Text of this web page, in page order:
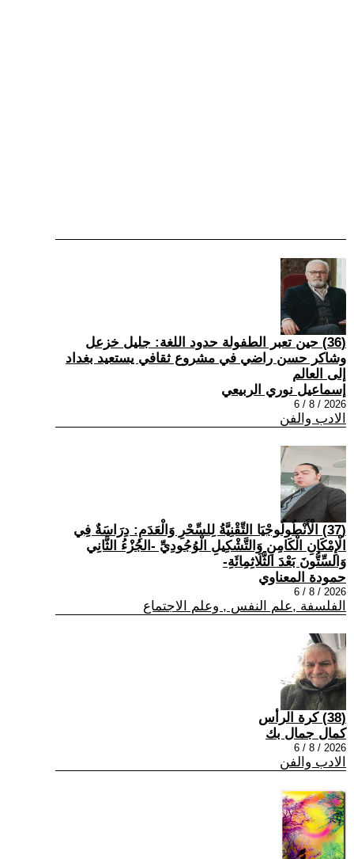
(36) حين تعبر الطفولة حدود اللغة: جليل خزعل
وشاكر حسن راضي في مشروع ثقافي يستعيد بغداد
إلى العالم
إسماعيل نوري الربيعي
2026 / 8 / 6
الادب والفن
(37) الْأَنْطُولُوجْيَا التِّقْنِيَّةُ لِلسِّحْرِ وَالْعَدَمِ: دِرَاسَةٌ فِي
الْإِمْكَانِ الْكَامِنِ وَالتَّشْكِيلِ الْوُجُودِيِّ -الجُزْءُ الثَّانِي
وَالسِّتُّونَ بَعْدَ الثَّلَاثِمِائَةِ-
حمودة المعناوي
2026 / 8 / 6
الفلسفة ,علم النفس , وعلم الاجتماع
(38) كرة الرأس
كمال جمال بك
2026 / 8 / 6
الادب والفن